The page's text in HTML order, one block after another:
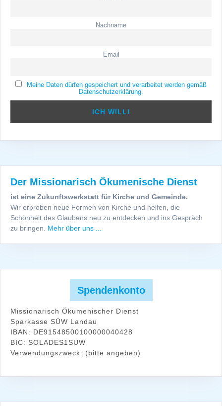
Nachname
Email
Meine Daten dürfen gespeichert und verarbeitet werden gemäß
Datenschutzerklärung.
Der Missionarisch Ökumenische Dienst
ist eine Zukunftswerkstatt für Kirche und Gemeinde.
Wir erproben neue Formen von Kirche und helfen, die
Schönheit des Glaubens neu zu entdecken und ins Gespräch
zu bringen. Mehr über uns ...
Spendenkonto
Missionarisch Ökumenischer Dienst
Sparkasse SÜW Landau
IBAN: DE91548500100000040428
BIC: SOLADES1SUW
Verwendungszweck: (bitte angeben)